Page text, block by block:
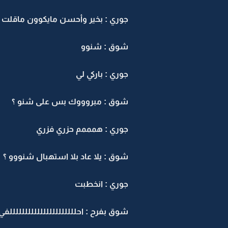
جوري : بخير وأحسن مايكوون
شوق : شنوو
جوري : باركي لي
شوق : مبروووك بس على شنو ؟
جوري : همممم حزري فزري
شوق : يلا عاد بلا استهبال شنووو ؟
جوري : انخطبت
شوق بفرح :